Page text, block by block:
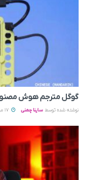
گوگل مترجم هوش
نوشته شده توسط ساینا چمنی